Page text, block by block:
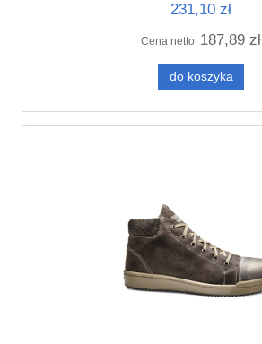
231,10 zł
Cena netto: 187,89 zł
do koszyka